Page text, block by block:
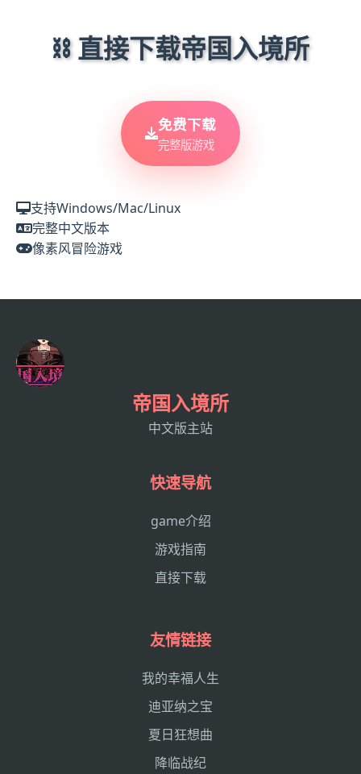
⛓️ 直接下载帝国入境所
免费下载
完整版游戏
支持Windows/Mac/Linux
完整中文版本
像素风冒险游戏
帝国入境所
中文版主站
快速导航
game介绍
游戏指南
直接下载
友情链接
我的幸福人生
迪亚纳之宝
夏日狂想曲
降临战纪